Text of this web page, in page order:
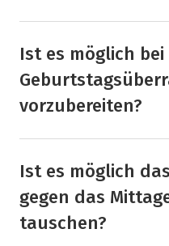
Ist es möglich
vorzubereiten?
Ist es möglich
gegen das
tauschen?